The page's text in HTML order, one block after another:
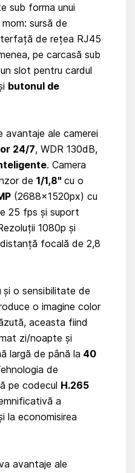
sub forma unui
sursă de
de rețea RJ45
pe carcasă sub
slot pentru cardul
butonul de
avantaje ale camerei
24/7, WDR 130dB,
. Camera
de 1/1,8" cu o
(2688x1520px) cu
25 fps și suport
1080p și
focală de 2,8
și o sensibilitate de
o imagine color
aceasta fiind
zi/noapte și
largă de până la 40
de
pe codecul H.265
a
la economisirea
avantaje ale